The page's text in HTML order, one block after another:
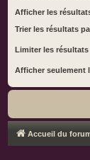
Afficher les
Trier les résultats
Limiter les
Afficher seulement
Accueil du